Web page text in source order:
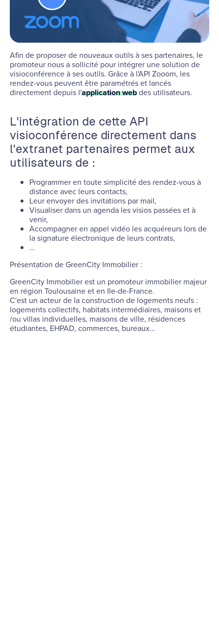
Afin de proposer de nouveaux outils à ses partenaires, le
promoteur nous a sollicité pour intégrer une solution de
visioconférence à ses outils. Grâce à l'API Zooom, les
rendez-vous peuvent être paramétrés et lancés
directement depuis l'application webdes utilisateurs.
L'intégration de cette API
visioconférence directement dans
l'extranet partenaires permet aux
utilisateurs de :
Programmer en toute simplicité des rendez-vous à
distance avec leurs contacts,
Leur envoyer des invitations par mail,
Visualiser dans un agenda les visios passées et à
venir,
Accompagner en appel vidéo les acquéreurs lors de
la signature électronique de leurs contrats,
...
Présentation de GreenCity Immobilier :
GreenCity Immobilier est un promoteur immobilier majeur
en région Toulousaine et en Ile-de-France.
C'est un acteur de la construction de logements neufs :
logements collectifs, habitats intermédiaires, maisons et
/ou villas individuelles, maisons de ville, résidences
étudiantes, EHPAD, commerces, bureaux…